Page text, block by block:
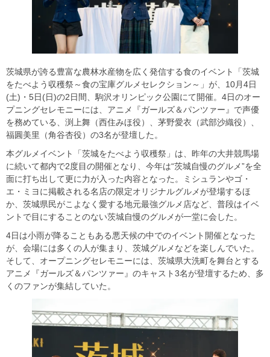
茨城県が誇る豊富な農林水産物を広く発信する食のイベント「茨城
をたべよう収穫祭～食の宝庫グルメセレクション～」が、10月4日
(土)・5日(日)の2日間、駒沢オリンピック公園にて開催。4日のオー
プニングセレモニーには、アニメ『ガールズ＆パンツァー』で声優
を務めている、渕上舞（西住みほ役）、茅野愛衣（武部沙織役）、
福圓美里（角谷杏役）の3名が登壇した。
本グルメイベント「茨城をたべよう収穫祭」は、昨年の大井競馬場
に続いて都内で2度目の開催となり、今年は“茨城自慢のグルメ”を全
面に打ち出して更に力が入った内容となった。ミシュランやゴ・
エ・ミヨに掲載される名店の限定オリジナルグルメが登場するほ
か、茨城県民がこよなく愛する地元最強グルメ店など、普段はイベ
ントで目にすることのない茨城自慢のグルメが一堂に会した。
4日は小雨が降ることもある悪天候の中でのイベント開催となった
が、会場には多くの人が集まり、茨城グルメなどを楽しんでいた。
そして、オープニングセレモニーには、茨城県大洗町を舞台とする
アニメ『ガールズ＆パンツァー』のキャスト3名が登壇するため、多
くのファンが集結していた。